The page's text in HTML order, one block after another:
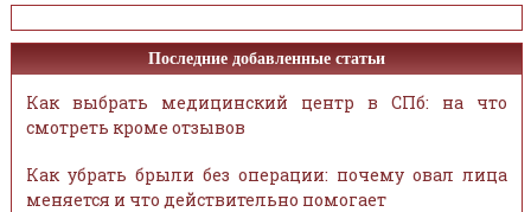
Последние добавленные статьи
Как выбрать медицинский центр в СПб: на что
смотреть кроме отзывов
Как убрать брыли без операции: почему овал лица
меняется и что действительно помогает